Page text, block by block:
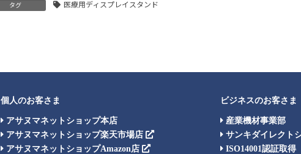
タグ 医療用ディスプレイスタンド
個人のお客さま
アサヌマネットショップ本店
アサヌマネットショップ楽天市場店
アサヌマネットショップAmazon店
ビジネスのお客さま
産業機材事業部
サンキダイレクト
ISO14001認証取得